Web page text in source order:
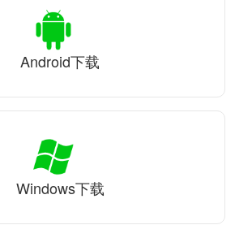
Android下载
Windows下载